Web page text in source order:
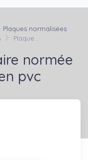
Plaques normalisées
Plaque...
normée
pvc